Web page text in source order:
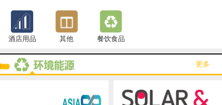
酒店用品 其他 餐饮食品
·更多·